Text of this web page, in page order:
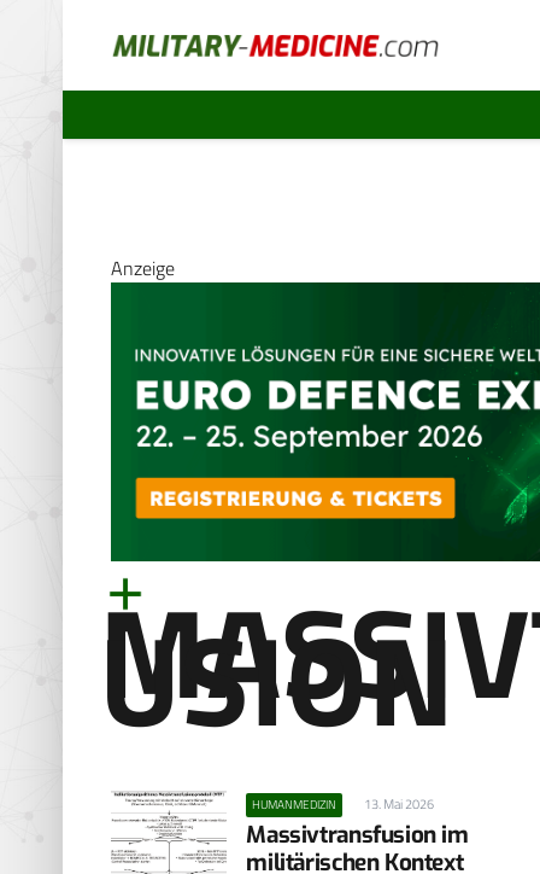
Anzeige
USION
HUMANMEDIZIN 13. Mai 2026
Massivtransfusion im
militärischen Kontext